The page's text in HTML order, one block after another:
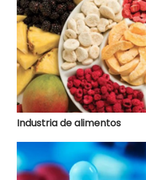
Industria de alimentos